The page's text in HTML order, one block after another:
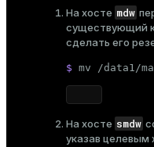
На хосте mdw
существующий
сделать его
$ mv /data1/
На хосте smdw
указав целевым